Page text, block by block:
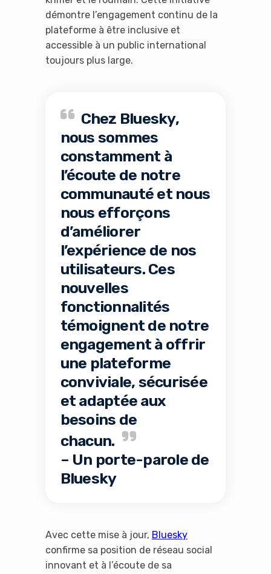
démontre l’engagement continu de la
plateforme à être inclusive et
accessible à un public international
toujours plus large.
Chez Bluesky,
nous sommes
constamment à
l’écoute de notre
communauté et nous
nous efforçons
d’améliorer
l’expérience de nos
utilisateurs. Ces
nouvelles
fonctionnalités
témoignent de notre
engagement à offrir
une plateforme
conviviale, sécurisée
et adaptée aux
besoins de
chacun.
– Un porte-parole de
Bluesky
Avec cette mise à jour, Bluesky
confirme sa position de réseau social
innovant et à l’écoute de sa
It looks like you're
using an ad-blocker!
Yes, I will turn off Ad-Blocker
No Thanks